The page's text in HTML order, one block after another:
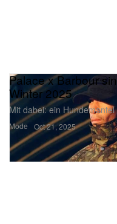
Mode
Palace x Barbour
Winter 2025
Mit dabei: ein
Oct 21, 2025